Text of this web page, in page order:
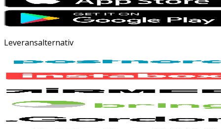
Leveransalternativ